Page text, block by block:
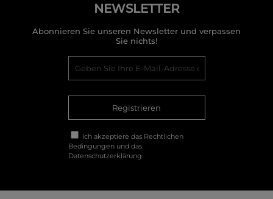
NEWSLETTER
Abonnieren Sie unseren Newsletter und verpassen
Sie nichts!
Registrieren
Ich akzeptiere das Rechtlichen
Bedingungen und das
Datenschutzerklärung